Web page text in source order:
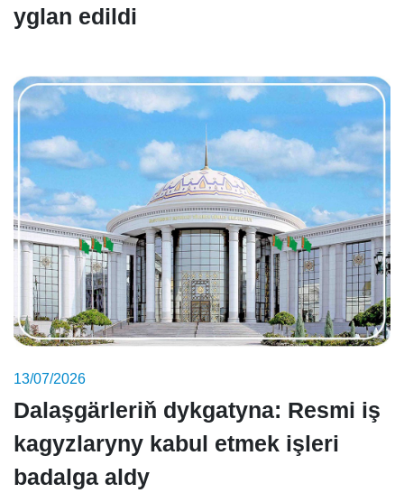
yglan edildi
13/07/2026
Dalaşgärleriň dykgatyna: Resmi iş
kagyzlaryny kabul etmek işleri
badalga aldy